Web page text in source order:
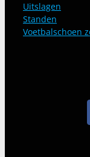
Uitslagen
Standen
Voetbalschoen